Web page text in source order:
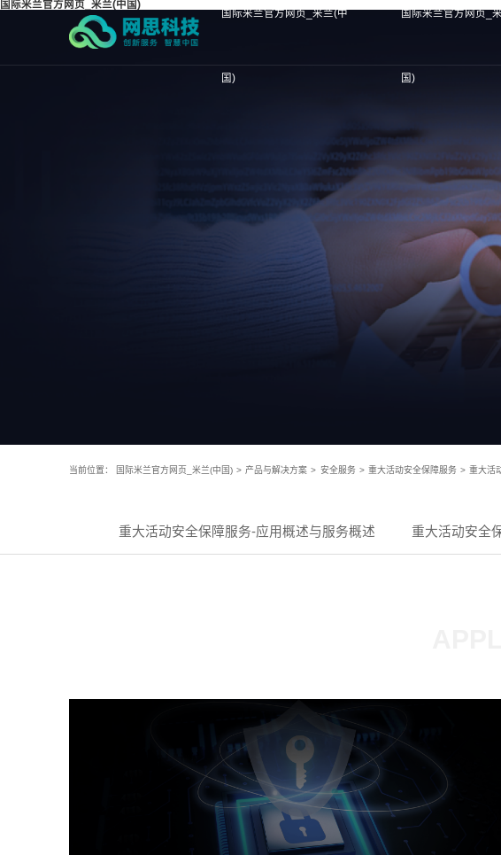
国际米兰官方网页_米兰(中国)
国际米兰官方网页_米兰(中
国)
国际米兰官方网页_
国)
当前位置： 国际米兰官方网页_米兰(中国) > 产品与解决方案 > 安全服务 > 重大活动安全保障服务 > 重大活
重大活动安全保障服务-应用概述与服务概述 重大活动安全